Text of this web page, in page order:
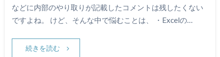
などに内部のやり取りが記載したコメントは残したくない
ですよね。 けど、そんな中で悩むことは、 ・Excelの…
続きを読む